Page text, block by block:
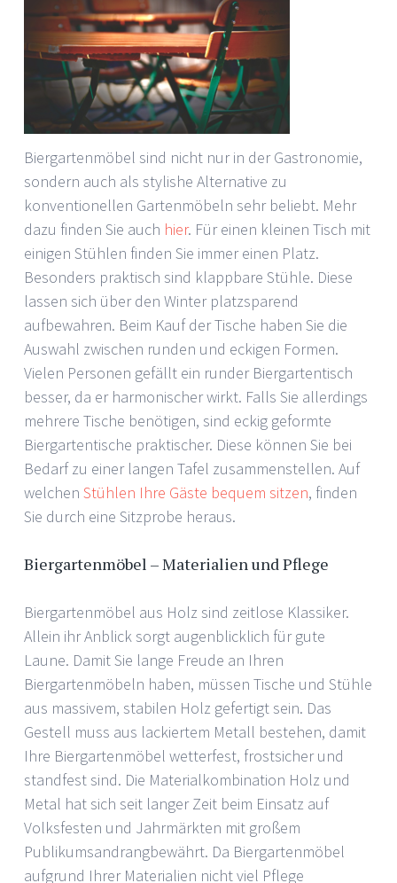
Biergartenmöbel sind nicht nur in der Gastronomie,
sondern auch als stylishe Alternative zu
konventionellen Gartenmöbeln sehr beliebt. Mehr
dazu finden Sie auch hier. Für einen kleinen Tisch mit
einigen Stühlen finden Sie immer einen Platz.
Besonders praktisch sind klappbare Stühle. Diese
lassen sich über den Winter platzsparend
aufbewahren. Beim Kauf der Tische haben Sie die
Auswahl zwischen runden und eckigen Formen.
Vielen Personen gefällt ein runder Biergartentisch
besser, da er harmonischer wirkt. Falls Sie allerdings
mehrere Tische benötigen, sind eckig geformte
Biergartentische praktischer. Diese können Sie bei
Bedarf zu einer langen Tafel zusammenstellen. Auf
welchen Stühlen Ihre Gäste bequem sitzen, finden
Sie durch eine Sitzprobe heraus.
Biergartenmöbel – Materialien und Pflege
Biergartenmöbel aus Holz sind zeitlose Klassiker.
Allein ihr Anblick sorgt augenblicklich für gute
Laune. Damit Sie lange Freude an Ihren
Biergartenmöbeln haben, müssen Tische und Stühle
aus massivem, stabilen Holz gefertigt sein. Das
Gestell muss aus lackiertem Metall bestehen, damit
Ihre Biergartenmöbel wetterfest, frostsicher und
standfest sind. Die Materialkombination Holz und
Metal hat sich seit langer Zeit beim Einsatz auf
Volksfesten und Jahrmärkten mit großem
Publikumsandrangbewährt. Da Biergartenmöbel
aufgrund Ihrer Materialien nicht viel Pflege